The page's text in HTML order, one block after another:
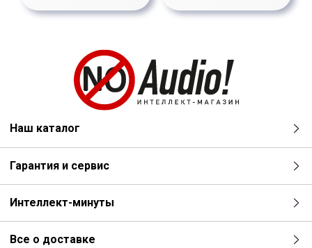
Наш каталог
Гарантия и сервис
Интеллект-минуты
Все о доставке